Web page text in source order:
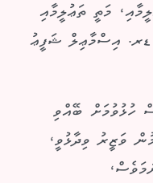
މަތީ ތަޢުލީމާއި
އިސްމާޢިލް ޝަފީޢު
ހުޅުވުމަށް ބޭއްވި
ވަޒީރު ވިދާޅުވީ،